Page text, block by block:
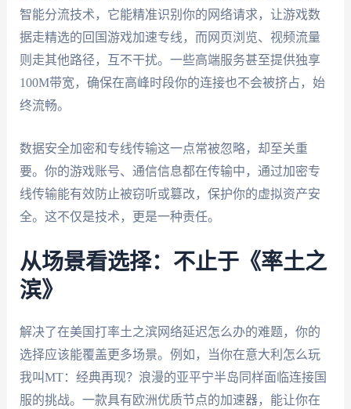
智能分流技术，它能精准识别你的网络请求，让游戏数
据走精选的回国游戏加速专线，而网页浏览、视频流量
则走其他路径，互不干扰。一些高端服务甚至提供独享
100M带宽，确保在高峰时段你的连接也不会被挤占，始
终流畅。
数据安全加密和专线传输这一点常被忽略，却至关重
要。你的游戏账号、通信信息都在传输中，通过加密专
线传输能有效防止被窃听或篡改，保护你的虚拟资产安
全。这不仅是技术，更是一种责任。
从场景看选择：不止于《率土之
滨》
解决了在美国打率土之滨网络延迟怎么办的难题，你的
选择应该能覆盖更多场景。例如，当你在意大利怎么玩
我叫MT：经典再现？浪漫的亚平宁半岛同样面临连接国
服的挑战。一款具有欧洲优质节点的加速器，能让你在